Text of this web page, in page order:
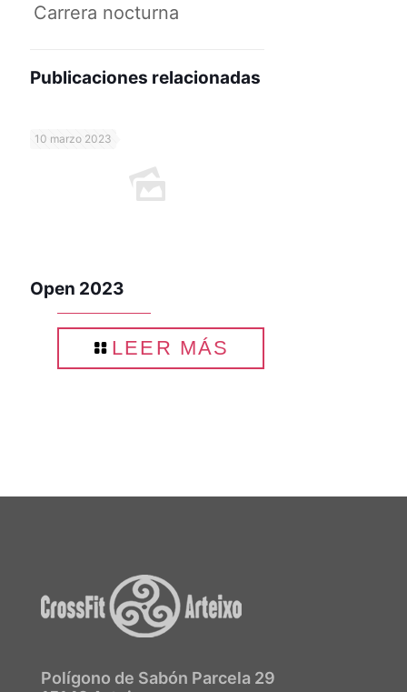
Carrera nocturna
Publicaciones relacionadas
10 marzo 2023
Open 2023
LEER MÁS
Polígono de Sabón Parcela 29